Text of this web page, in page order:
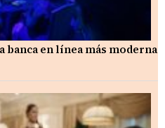
banca en línea más moderna